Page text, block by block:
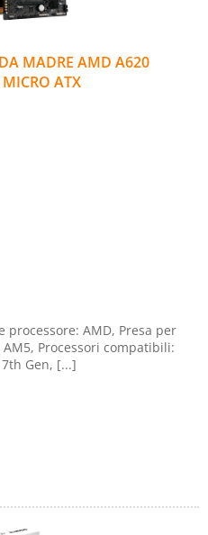
MADRE AMD A620
ATX
processore: AMD, Presa per
Processori compatibili:
Gen, [...]